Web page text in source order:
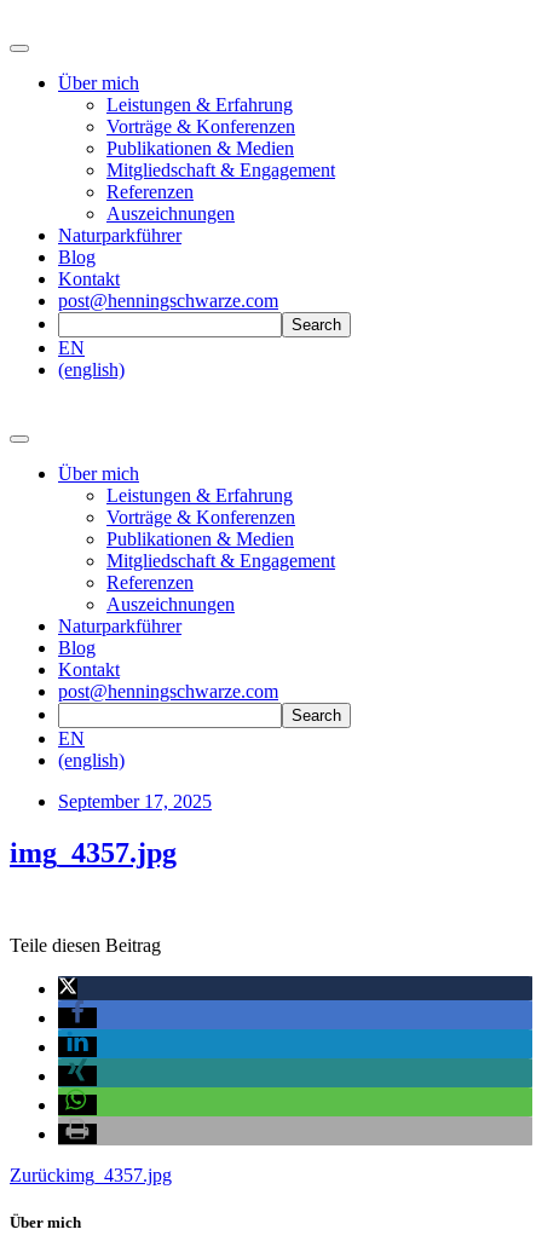
Über mich
Leistungen & Erfahrung
Vorträge & Konferenzen
Publikationen & Medien
Mitgliedschaft & Engagement
Referenzen
Auszeichnungen
Naturparkführer
Blog
Kontakt
post@henningschwarze.com
EN
(english)
Über mich
Leistungen & Erfahrung
Vorträge & Konferenzen
Publikationen & Medien
Mitgliedschaft & Engagement
Referenzen
Auszeichnungen
Naturparkführer
Blog
Kontakt
post@henningschwarze.com
EN
(english)
September 17, 2025
img_4357.jpg
Teile diesen Beitrag
Zurückimg_4357.jpg
Über mich